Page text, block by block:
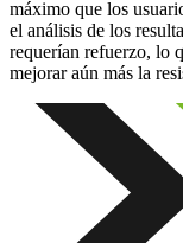
máximo que los
el análisis de los
requerían refuerzo, lo
mejorar aún más la